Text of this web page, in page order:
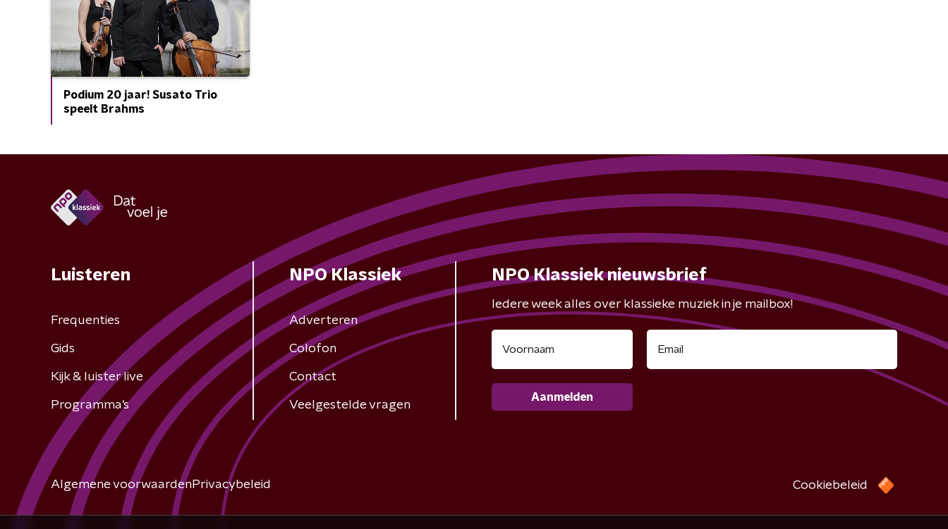
Podium 20 jaar! Susato Trio
speelt Brahms
Luisteren
Frequenties
Gids
Kijk & luister live
Programma's
NPO Klassiek
Adverteren
Colofon
Contact
Veelgestelde vragen
NPO Klassiek nieuwsbrief
Iedere week alles over klassieke muziek in je mailbox!
Aanmelden
Algemene voorwaardenPrivacybeleid Cookiebeleid